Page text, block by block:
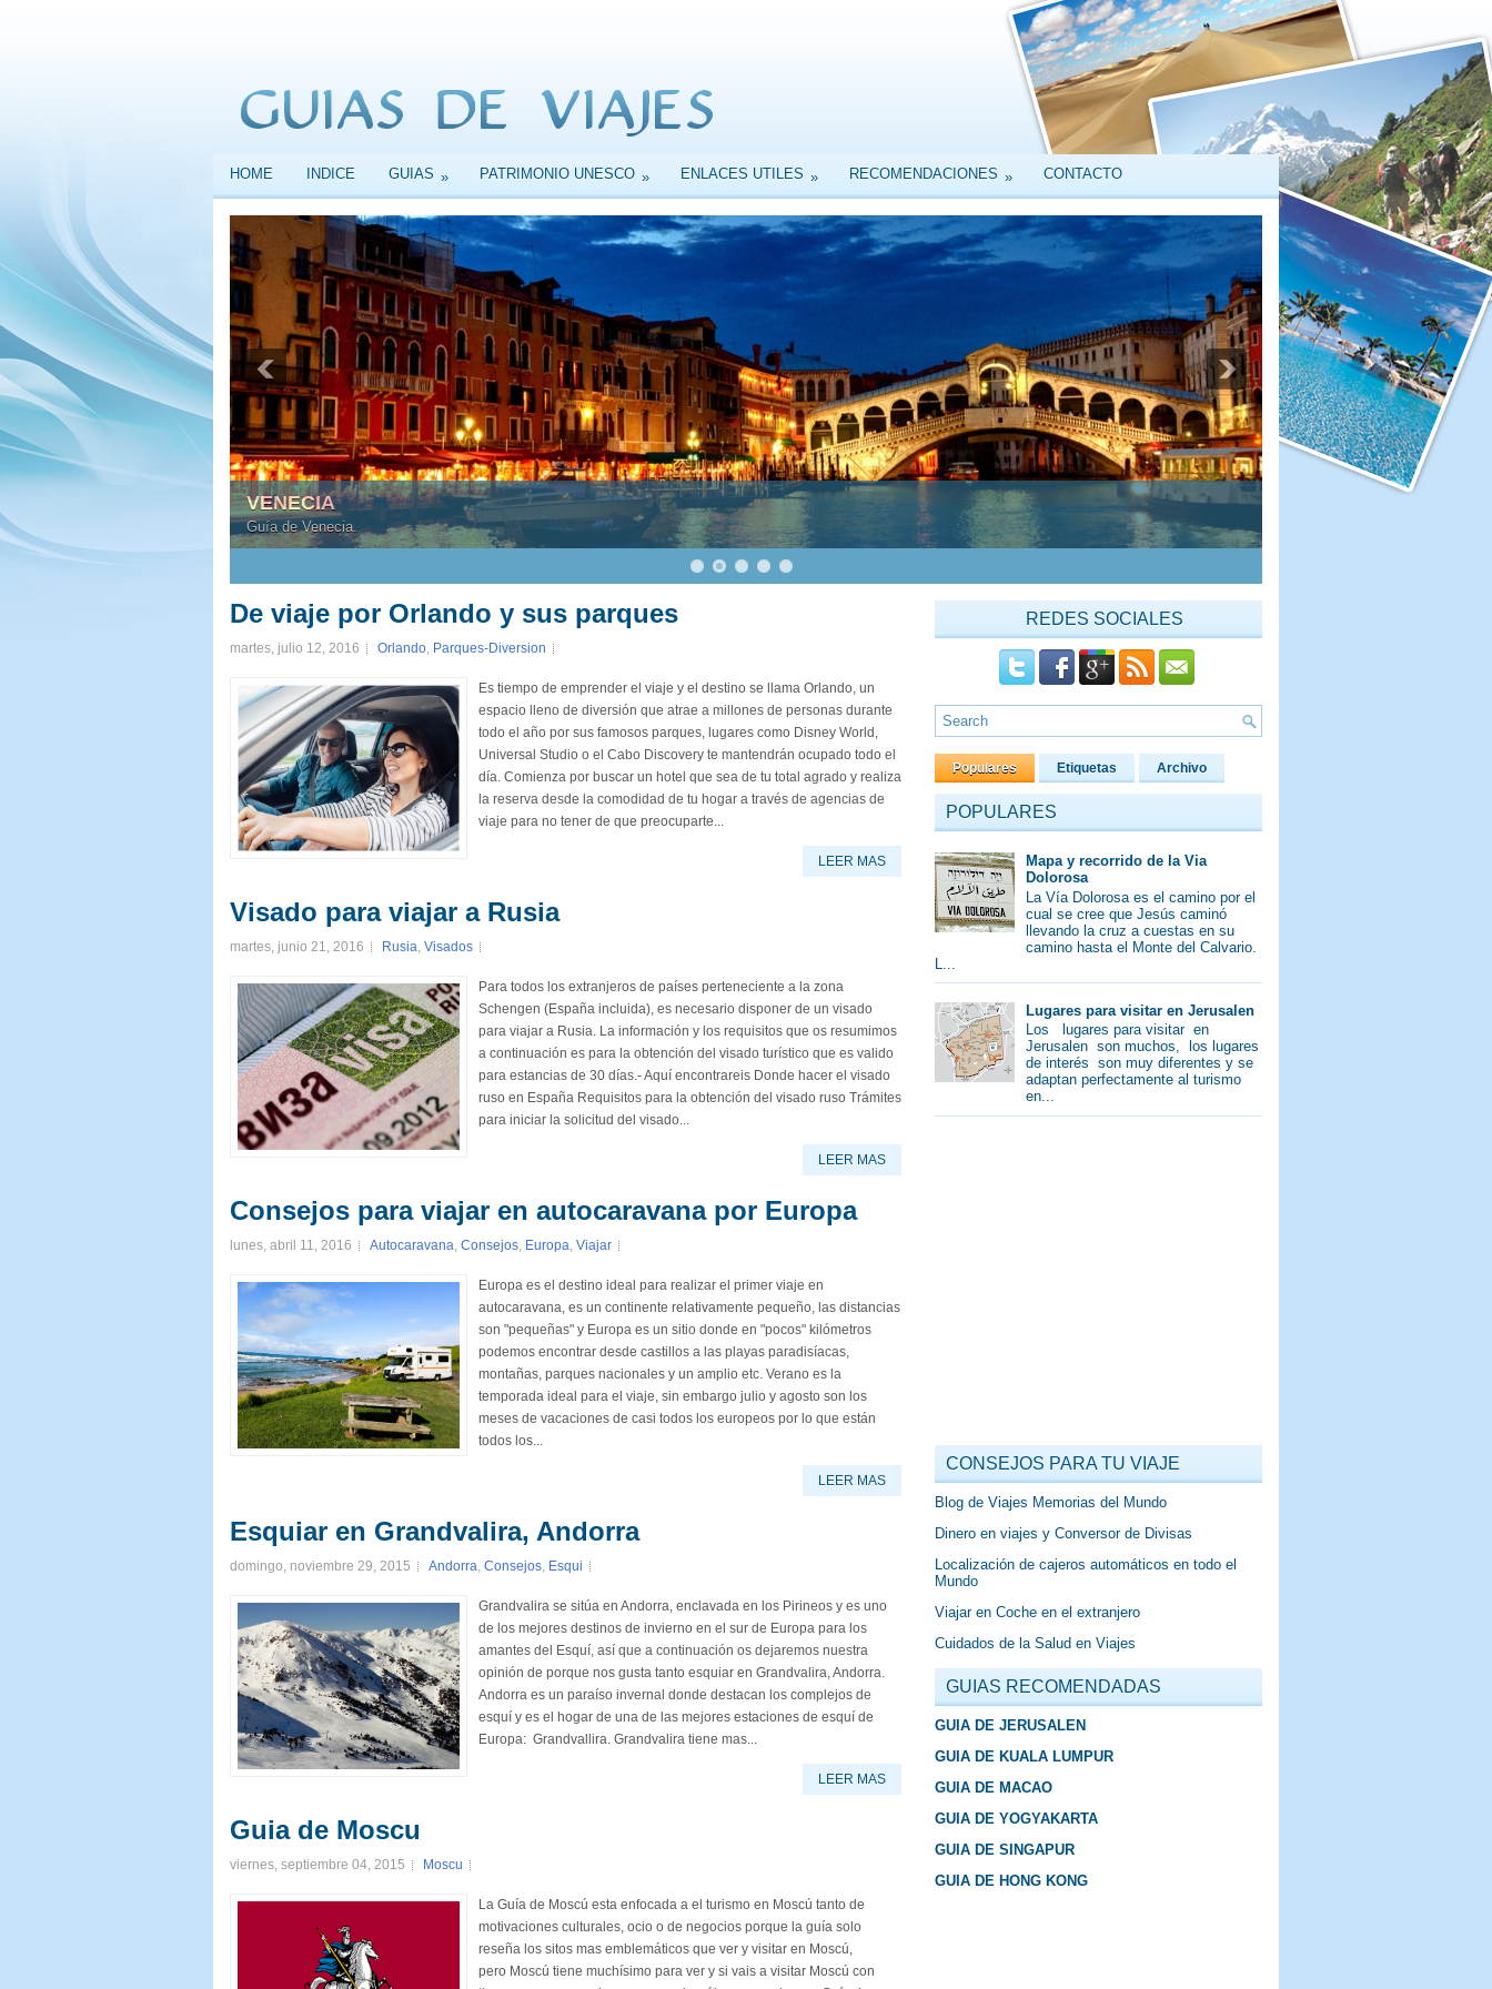
HOME INDICE GUIAS » PATRIMONIO UNESCO » ENLACES UTILES » RECOMENDACIONES » CONTACTO
VENECIA
Guía de Venecia.
De viaje por Orlando y sus parques
martes, julio 12, 2016 Orlando, Parques-Diversion
Es tiempo de emprender el viaje y el destino se llama Orlando, un
espacio lleno de diversión que atrae a millones de personas durante
todo el año por sus famosos parques, lugares como Disney World,
Universal Studio o el Cabo Discovery te mantendrán ocupado todo el
día. Comienza por buscar un hotel que sea de tu total agrado y realiza
la reserva desde la comodidad de tu hogar a través de agencias de
viaje para no tener de que preocuparte...
LEER MAS
Visado para viajar a Rusia
martes, junio 21, 2016 Rusia, Visados
Para todos los extranjeros de países perteneciente a la zona
Schengen (España incluida), es necesario disponer de un visado
para viajar a Rusia. La información y los requisitos que os resumimos
a continuación es para la obtención del visado turístico que es valido
para estancias de 30 días.- Aquí encontrareis Donde hacer el visado
ruso en España Requisitos para la obtención del visado ruso Trámites
para iniciar la solicitud del visado...
LEER MAS
Consejos para viajar en autocaravana por Europa
lunes, abril 11, 2016 Autocaravana, Consejos, Europa, Viajar
Europa es el destino ideal para realizar el primer viaje en
autocaravana, es un continente relativamente pequeño, las distancias
son "pequeñas" y Europa es un sitio donde en "pocos" kilómetros
podemos encontrar desde castillos a las playas paradisíacas,
montañas, parques nacionales y un amplio etc. Verano es la
temporada ideal para el viaje, sin embargo julio y agosto son los
meses de vacaciones de casi todos los europeos por lo que están
todos los...
LEER MAS
Esquiar en Grandvalira, Andorra
domingo, noviembre 29, 2015 Andorra, Consejos, Esqui
Grandvalira se sitúa en Andorra, enclavada en los Pirineos y es uno
de los mejores destinos de invierno en el sur de Europa para los
amantes del Esquí, así que a continuación os dejaremos nuestra
opinión de porque nos gusta tanto esquiar en Grandvalira, Andorra.
Andorra es un paraíso invernal donde destacan los complejos de
esquí y es el hogar de una de las mejores estaciones de esquí de
Europa: Grandvallira. Grandvalira tiene mas...
LEER MAS
Guia de Moscu
viernes, septiembre 04, 2015 Moscu
La Guía de Moscú esta enfocada a el turismo en Moscú tanto de
motivaciones culturales, ocio o de negocios porque la guía solo
reseña los sitos mas emblemáticos que ver y visitar en Moscú,
pero Moscú tiene muchísimo para ver y si vais a visitar Moscú con
REDES SOCIALES
Populares Etiquetas Archivo
POPULARES
Mapa y recorrido de la Via
Dolorosa
La Vía Dolorosa es el camino por el
cual se cree que Jesús caminó
llevando la cruz a cuestas en su
camino hasta el Monte del Calvario.
L...
Lugares para visitar en Jerusalen
Los lugares para visitar en
Jerusalen son muchos, los lugares
de interés son muy diferentes y se
adaptan perfectamente al turismo
en...
CONSEJOS PARA TU VIAJE
Blog de Viajes Memorias del Mundo
Dinero en viajes y Conversor de Divisas
Localización de cajeros automáticos en todo el
Mundo
Viajar en Coche en el extranjero
Cuidados de la Salud en Viajes
GUIAS RECOMENDADAS
GUIA DE JERUSALEN
GUIA DE KUALA LUMPUR
GUIA DE MACAO
GUIA DE YOGYAKARTA
GUIA DE SINGAPUR
GUIA DE HONG KONG